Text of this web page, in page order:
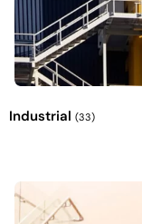
Industrial (33)